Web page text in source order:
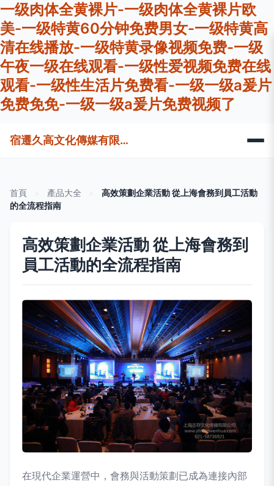
一级肉体全黄裸片-一级肉体全黄裸片欧
美-一级特黄60分钟免费男女-一级特黄高
清在线播放-一级特黄录像视频免费-一级
午夜一级在线观看-一级性爱视频免费在线
观看-一级性生活片免费看-一级一级a爰片
免费免免-一级一级a爰片免费视频了
宿遷久高文化傳媒有限公司
首頁 產品大全
高效策劃企業活動 從上海會務到員工活動
的全流程指南
高效策劃企業活動 從上海會務到
員工活動的全流程指南
在現代企業運營中，會務與活動策劃已成為連接內部